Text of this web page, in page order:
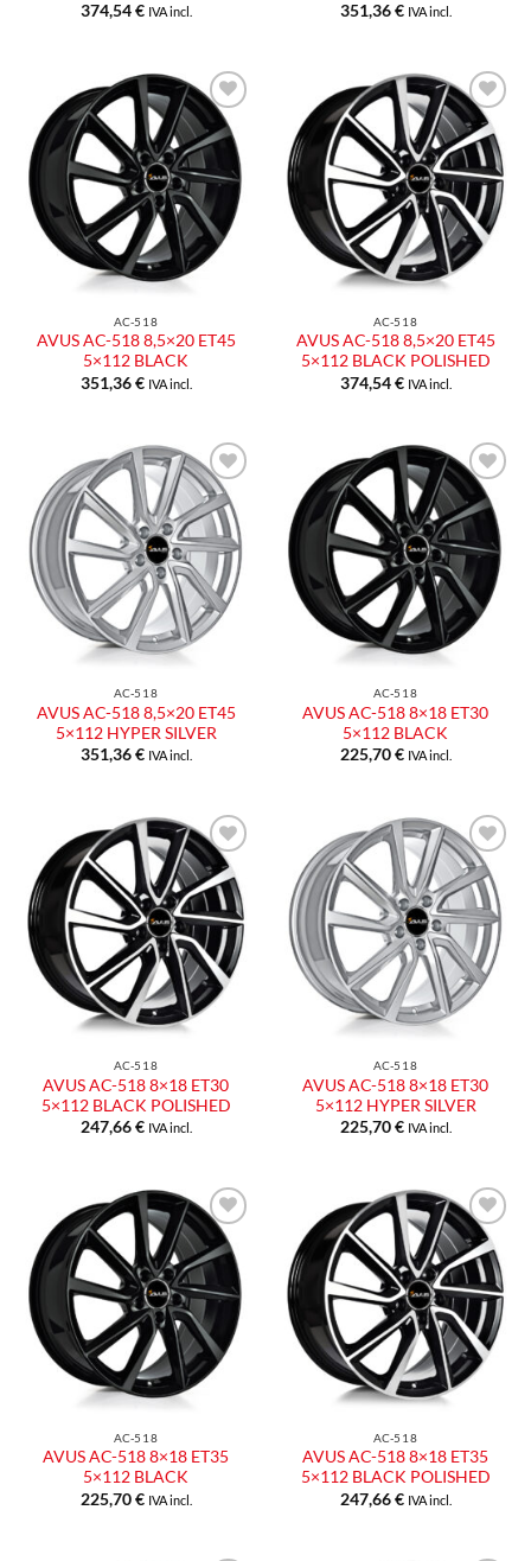
374,54€ IVA incl.
351,36€ IVA incl.
Aggiungi
alla lista
dei
desideri
AC-518
AVUS AC-518 8,5×20 ET45
5×112 BLACK
351,36€ IVA incl.
Aggiungi
alla lista
dei
desideri
AC-518
AVUS AC-518 8,5×20 ET45
5×112 BLACK POLISHED
374,54€ IVA incl.
Aggiungi
alla lista
dei
desideri
AC-518
AVUS AC-518 8,5×20 ET45
5×112 HYPER SILVER
351,36€ IVA incl.
Aggiungi
alla lista
dei
desideri
AC-518
AVUS AC-518 8×18 ET30
5×112 BLACK
225,70€ IVA incl.
Aggiungi
alla lista
dei
desideri
AC-518
AVUS AC-518 8×18 ET30
5×112 BLACK POLISHED
247,66€ IVA incl.
Aggiungi
alla lista
dei
desideri
AC-518
AVUS AC-518 8×18 ET30
5×112 HYPER SILVER
225,70€ IVA incl.
Aggiungi
alla lista
dei
desideri
AC-518
AVUS AC-518 8×18 ET35
5×112 BLACK
225,70€ IVA incl.
Aggiungi
alla lista
dei
desideri
AC-518
AVUS AC-518 8×18 ET35
5×112 BLACK POLISHED
247,66€ IVA incl.